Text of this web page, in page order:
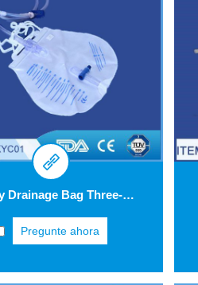
Urinary Drainage Bag Three-drip Chamber KYC01
Pregunte ahora